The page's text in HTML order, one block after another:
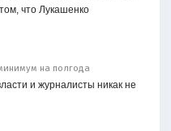
что Лукашенко
на полгода
и журналисты никак не